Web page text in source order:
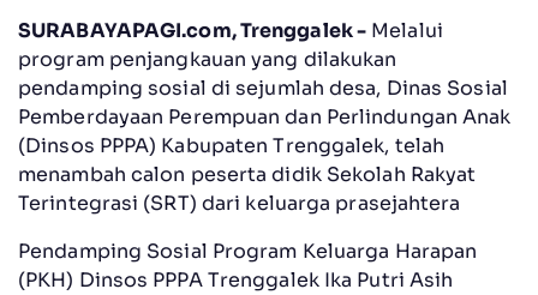
SURABAYAPAGI.com, Trenggalek - Melalui
program penjangkauan yang dilakukan
pendamping sosial di sejumlah desa, Dinas Sosial
Pemberdayaan Perempuan dan Perlindungan Anak
(Dinsos PPPA) Kabupaten Trenggalek, telah
menambah calon peserta didik Sekolah Rakyat
Terintegrasi (SRT) dari keluarga prasejahtera
Pendamping Sosial Program Keluarga Harapan
(PKH) Dinsos PPPA Trenggalek Ika Putri Asih